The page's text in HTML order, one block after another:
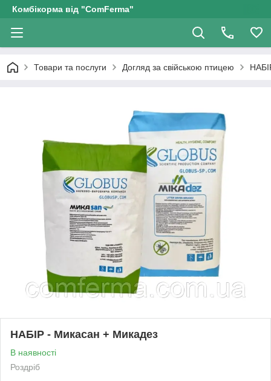
Комбікорма від "ComFerma"
Товари та послуги Догляд за свійською птицею
НАБІР - Микасан + Микадез
В наявності
Роздріб